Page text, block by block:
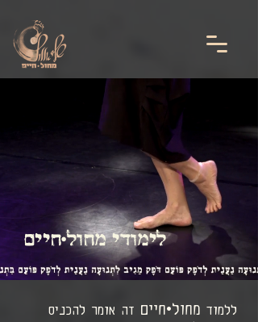
לימודי מחול•חיים
ללמוד מחול•חיים זה אומר להכניס